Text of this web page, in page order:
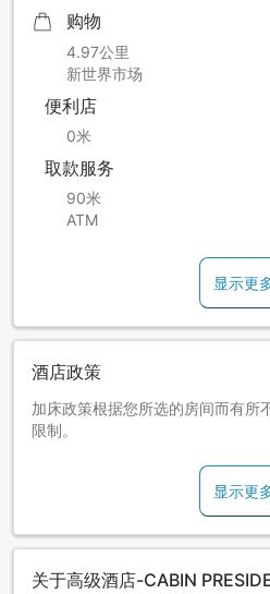
购物
4.97公里
新世界市场
便利店
0米
取款服务
90米
ATM
显示更
酒店政策
加床政策根据您所选的房间而有所
限制。
显示更
关于高级酒店-CABIN